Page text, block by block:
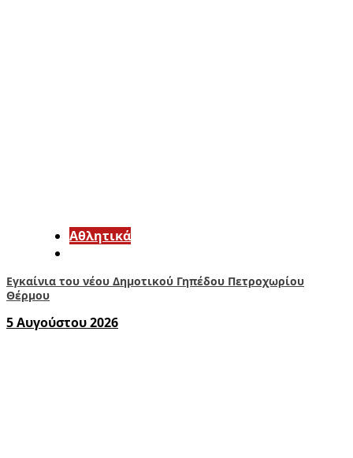
Αθλητικά
Εγκαίνια του νέου Δημοτικού Γηπέδου Πετροχωρίου
Θέρμου
5 Αυγούστου 2026